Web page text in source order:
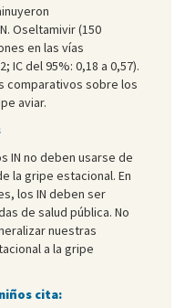
Oseltamivir (150
en las vías
IC del 95%: 0,18 a 0,57).
comparativos sobre los
aviar.
IN no deben usarse de
la gripe estacional. En
los IN deben ser
de salud pública. No
nuestras
a la gripe
cita: